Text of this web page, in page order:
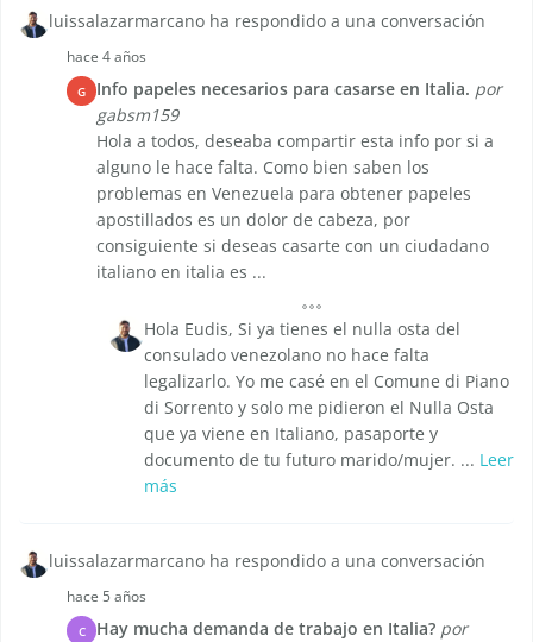
luissalazarmarcano ha respondido a una conversación
hace 4 años
G Info papeles necesarios para casarse en Italia. por
gabsm159
Hola a todos, deseaba compartir esta info por si a
alguno le hace falta. Como bien saben los
problemas en Venezuela para obtener papeles
apostillados es un dolor de cabeza, por
consiguiente si deseas casarte con un ciudadano
italiano en italia es ...
Hola Eudis, Si ya tienes el nulla osta del
consulado venezolano no hace falta
legalizarlo. Yo me casé en el Comune di Piano
di Sorrento y solo me pidieron el Nulla Osta
que ya viene en Italiano, pasaporte y
documento de tu futuro marido/mujer. ... Leer
más
luissalazarmarcano ha respondido a una conversación
hace 5 años
C Hay mucha demanda de trabajo en Italia? por